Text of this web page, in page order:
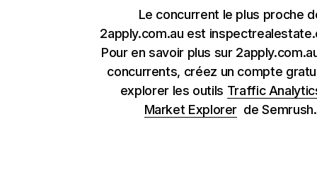
Le concurrent le plus proche
2apply.com.au est
Pour en savoir plus sur
concurrents, créez un compte
explorer les outils Traffic
Market Explorer de Semrush.